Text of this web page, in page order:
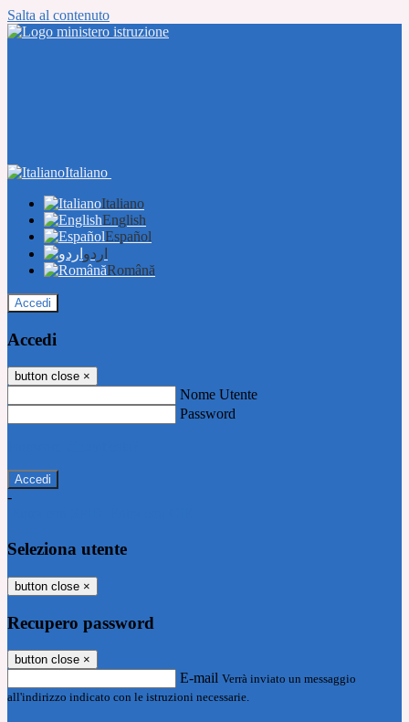
Salta al contenuto
Italiano
Italiano
English
Español
اردو
Română
Accedi
Accedi
button close ×
Nome Utente
Password
-
Seleziona utente
button close ×
Recupero password
button close ×
E-mail Verrà inviato un messaggio
all'indirizzo indicato con le istruzioni necessarie.